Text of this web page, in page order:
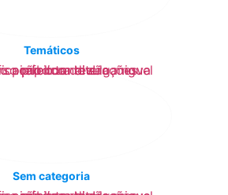
Temáticos
Sem categoria